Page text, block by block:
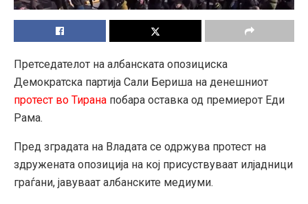
Претседателот на албанската опозициска
Демократска партија Сали Бериша на денешниот
протест во Тирана побара оставка од премиерот Еди
Рама.
Пред зградата на Владата се одржува протест на
здружената опозиција на кој присуствуваат илјадници
граѓани, јавуваат албанските медиуми.